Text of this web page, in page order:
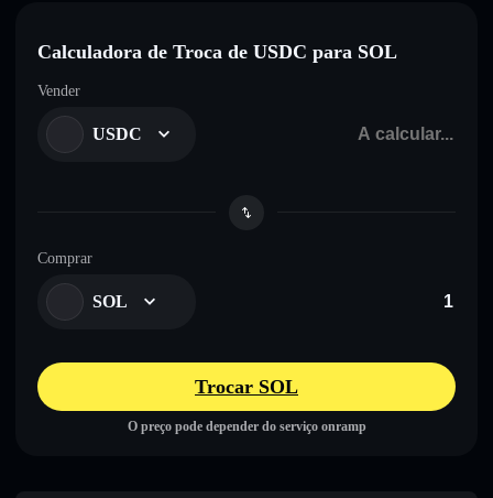
Calculadora de Troca de USDC para SOL
Vender
USDC
Comprar
SOL
Trocar SOL
O preço pode depender do serviço onramp